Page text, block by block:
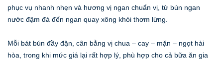
phục vụ nhanh nhẹn và hương vị ngan chuẩn vị, từ bún ngan
nước đậm đà đến ngan quay xông khói thơm lừng.
Mỗi bát bún đầy đặn, cân bằng vị chua – cay – mặn – ngọt hài
hòa, trong khi mức giá lại rất hợp lý, phù hợp cho cả bữa ăn gia